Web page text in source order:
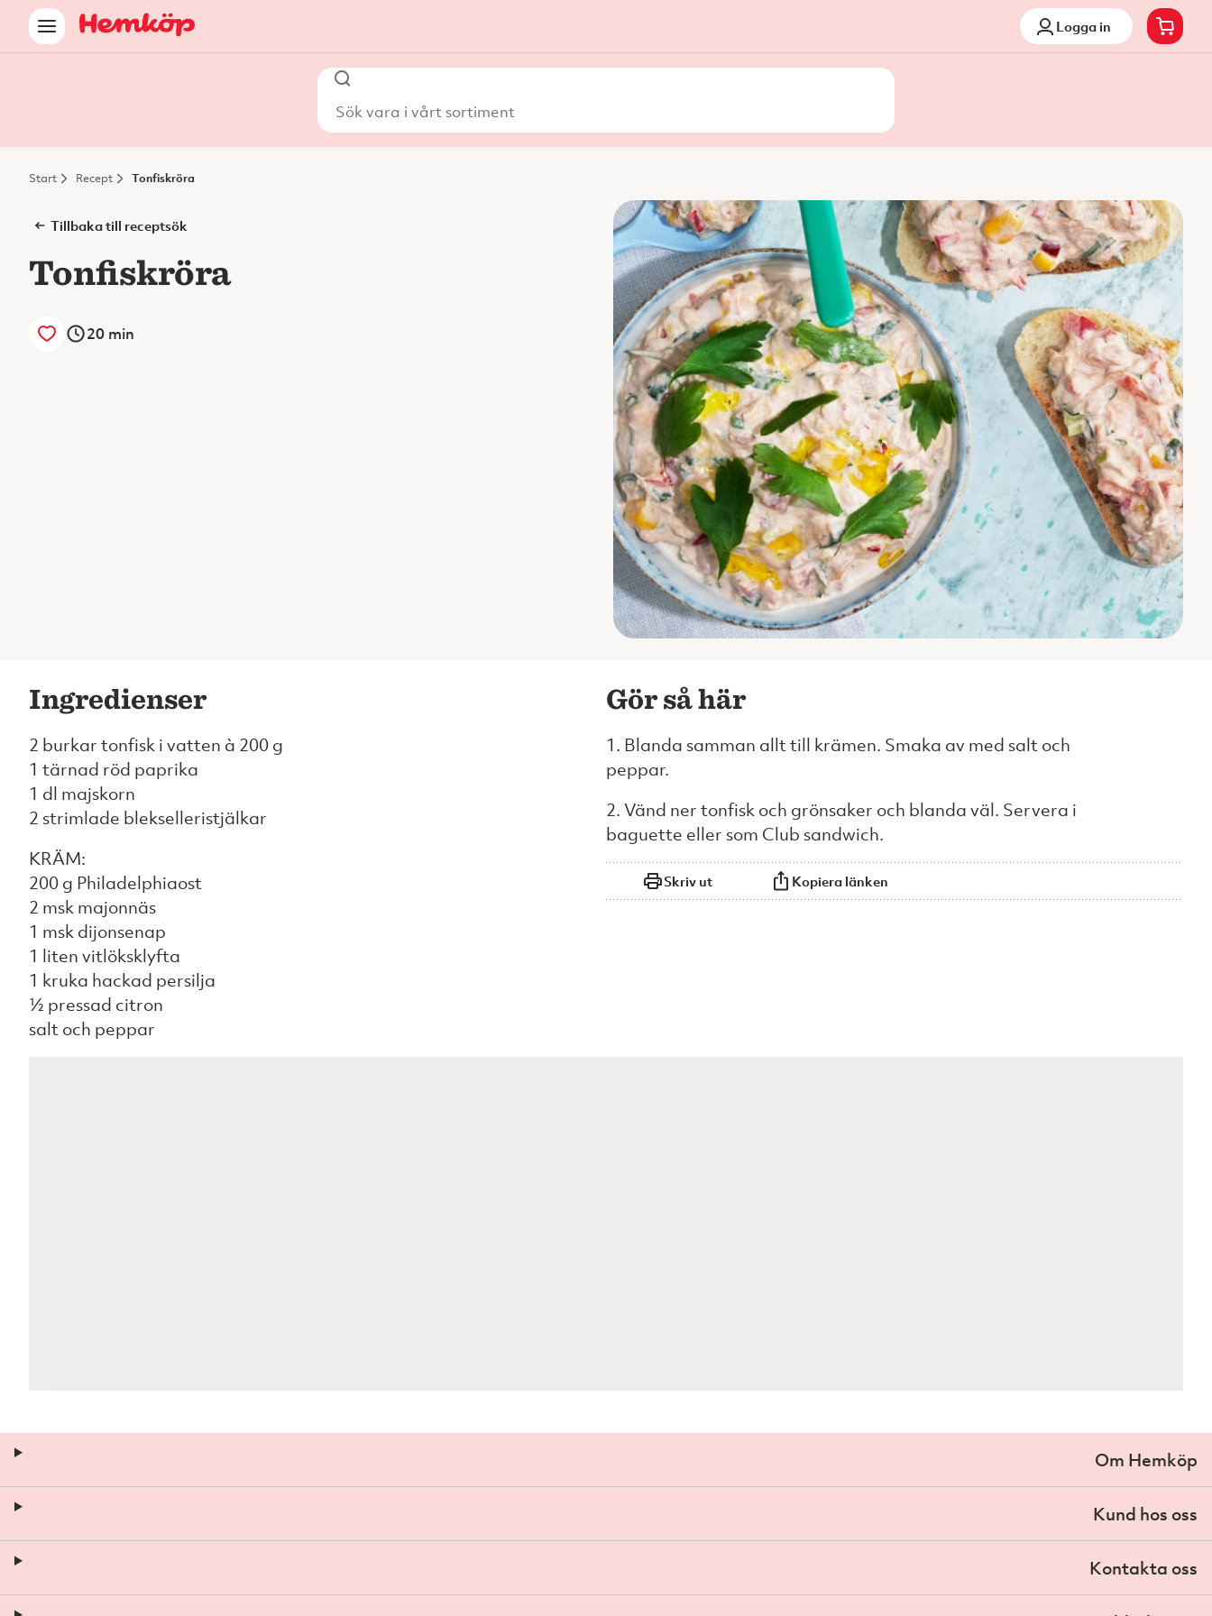
Logga in
Start Recept Tonfiskröra
Tillbaka till receptsök
Tonfiskröra
20 min
Ingredienser
2 burkar tonfisk i vatten à 200 g
1 tärnad röd paprika
1 dl majskorn
2 strimlade blekselleristjälkar
KRÄM:
200 g Philadelphiaost
2 msk majonnäs
1 msk dijonsenap
1 liten vitlöksklyfta
1 kruka hackad persilja
½ pressad citron
salt och peppar
Gör så här
1. Blanda samman allt till krämen. Smaka av med salt och
peppar.
2. Vänd ner tonfisk och grönsaker och blanda väl. Servera i
baguette eller som Club sandwich.
Skriv ut Kopiera länken
Om Hemköp
Kund hos oss
Kontakta oss